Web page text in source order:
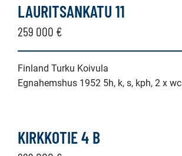
LAURITSANKATU 11
259 000 €
Finland Turku Koivula
Egnahemshus 1952 5h, k, s, kph, 2 x wc
KIRKKOTIE 4 B